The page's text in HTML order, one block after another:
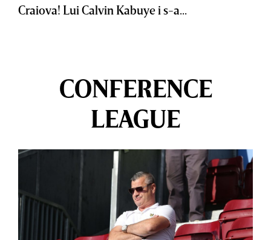
Craiova! Lui Calvin Kabuye i s-a...
CONFERENCE
LEAGUE